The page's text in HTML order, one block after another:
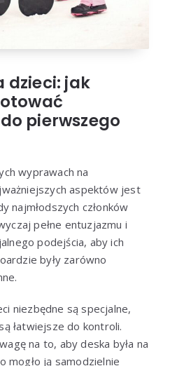
dzieci: jak
pierwszego
wyprawach na
aspektów jest
najmłodszych członków
pełne entuzjazmu i
podejścia, aby ich
były zarówno
niezbędne są specjalne,
łatwiejsze do kontroli.
na to, aby deska była na
mogło ją samodzielnie